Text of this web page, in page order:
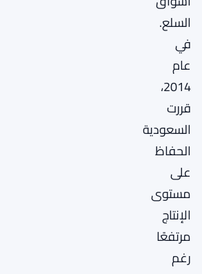
السلع.
في
عام
2014،
قررت
السعودية
الحفاظ
على
مستوى
الإنتاج
مرتفعًا
رغم